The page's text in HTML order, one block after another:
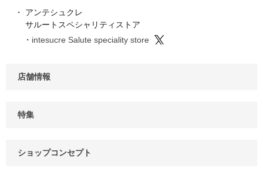
アンテシュクレ
サルートスペシャリティストア
intesucre Salute speciality store
店舗情報
特集
ショップコンセプト